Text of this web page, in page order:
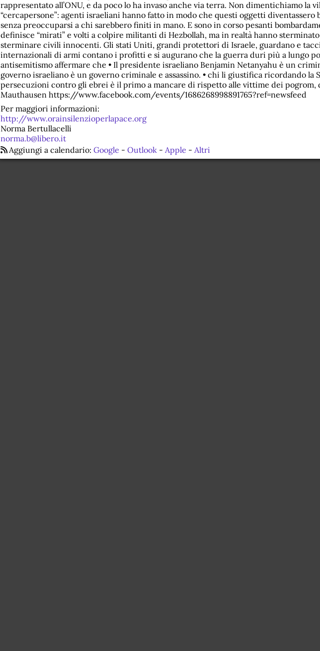
rappresentato all’ONU, e da poco lo ha invaso anche via terra. Non dimentichiamo la
“cercapersone”: agenti israeliani hanno fatto in modo che questi oggetti diventassero
senza preoccuparsi a chi sarebbero finiti in mano. E sono in corso pesanti
definisce “mirati” e volti a colpire militanti di Hezbollah, ma in realtà hanno
sterminare civili innocenti. Gli stati Uniti, grandi protettori di Israele, guardano e
internazionali di armi contano i profitti e si augurano che la guerra duri più a lungo
antisemitismo affermare che • Il presidente israeliano Benjamin Netanyahu è un
governo israeliano è un governo criminale e assassino. • chi li giustifica ricordando la
persecuzioni contro gli ebrei è il primo a mancare di rispetto alle vittime dei pogrom,
Mauthausen https://www.facebook.com/events/1686268998891765?ref=newsfeed
Per maggiori informazioni:
http://www.orainsilenzioperlapace.org
Norma Bertullacelli
norma.b@libero.it
Aggiungi a calendario: Google - Outlook- Apple - Altri